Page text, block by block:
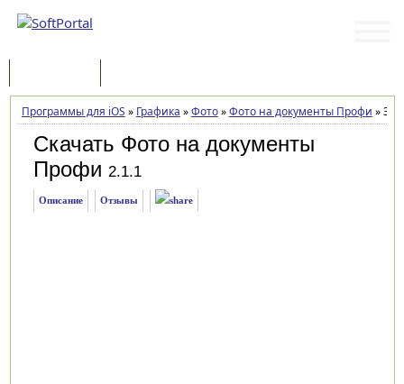
Программы для iOS » Графика »Фото»Фото на документы Профи »
Скачать Фото на документы
Профи 2.1.1
Описание Отзывы